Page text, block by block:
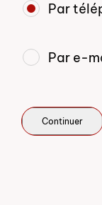
Par
Par e-